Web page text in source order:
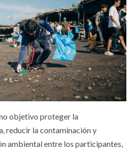
objetivo proteger la
reducir la contaminación y
ambiental entre los participantes,